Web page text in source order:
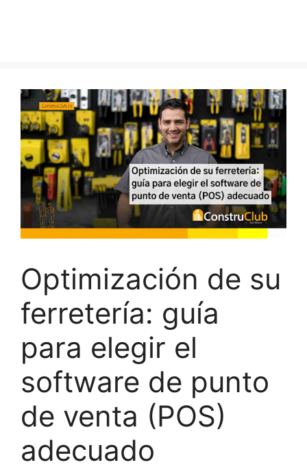
Optimización de su
ferretería: guía
para elegir el
software de punto
de venta (POS)
adecuado